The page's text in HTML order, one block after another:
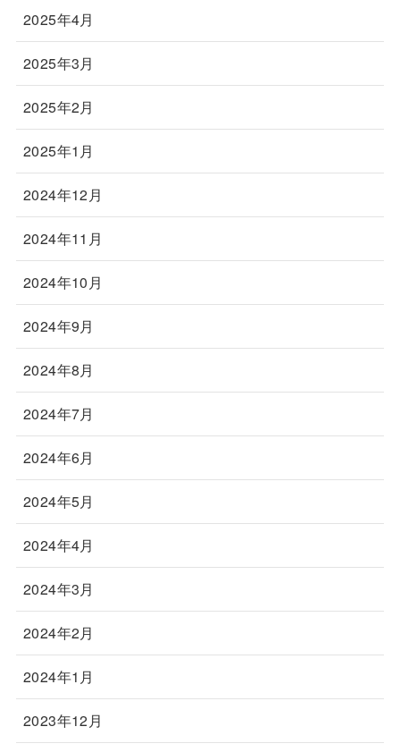
2025年4月
2025年3月
2025年2月
2025年1月
2024年12月
2024年11月
2024年10月
2024年9月
2024年8月
2024年7月
2024年6月
2024年5月
2024年4月
2024年3月
2024年2月
2024年1月
2023年12月